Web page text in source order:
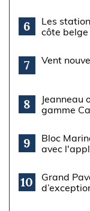
6
Les
côte belge
7 Vent
8
Jeanneau
gamme
9
Bloc
avec
10
Grand